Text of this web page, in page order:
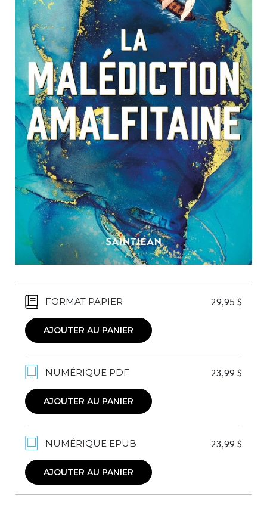
Nouveautés
Numérique
Livres audio
Meilleurs vendeurs
Page vedette
AUTEURS
À PROPOS
CONTACT
FORMAT PAPIER 29,95 $
AJOUTER AU PANIER
NUMÉRIQUE PDF 23,99 $
AJOUTER AU PANIER
NUMÉRIQUE EPUB 23,99 $
AJOUTER AU PANIER